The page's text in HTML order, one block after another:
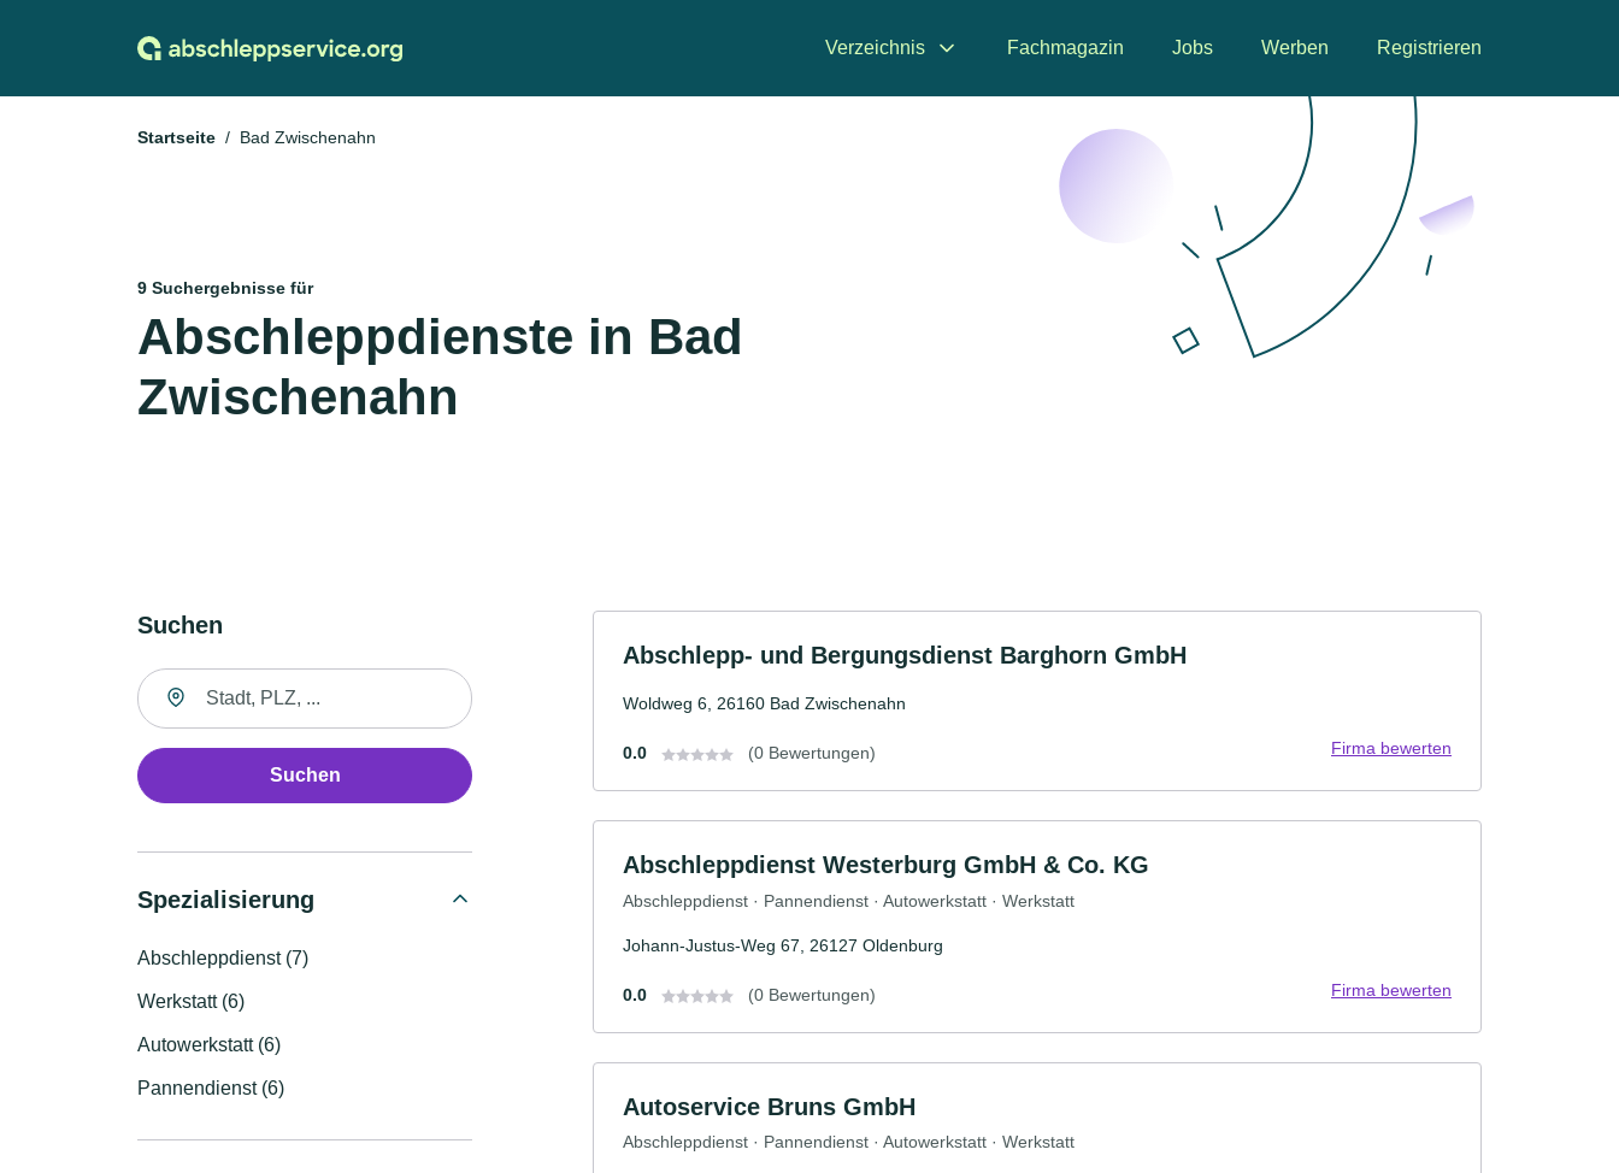
Verzeichnis Fachmagazin Jobs Werben Registrieren
Startseite Bad Zwischenahn
9 Suchergebnisse für
Abschleppdienste in Bad
Zwischenahn
Suchen
Suche nach Ort
Suchen
Spezialisierung
Abschleppdienst (7)
Werkstatt (6)
Autowerkstatt (6)
Pannendienst (6)
Abschlepp- und Bergungsdienst Barghorn GmbH
Woldweg 6, 26160 Bad Zwischenahn
0.0 (0 Bewertungen) Firma bewerten
Abschleppdienst Westerburg GmbH & Co. KG
Abschleppdienst · Pannendienst · Autowerkstatt · Werkstatt
Johann-Justus-Weg 67, 26127 Oldenburg
0.0 (0 Bewertungen) Firma bewerten
Autoservice Bruns GmbH
Abschleppdienst · Pannendienst · Autowerkstatt · Werkstatt